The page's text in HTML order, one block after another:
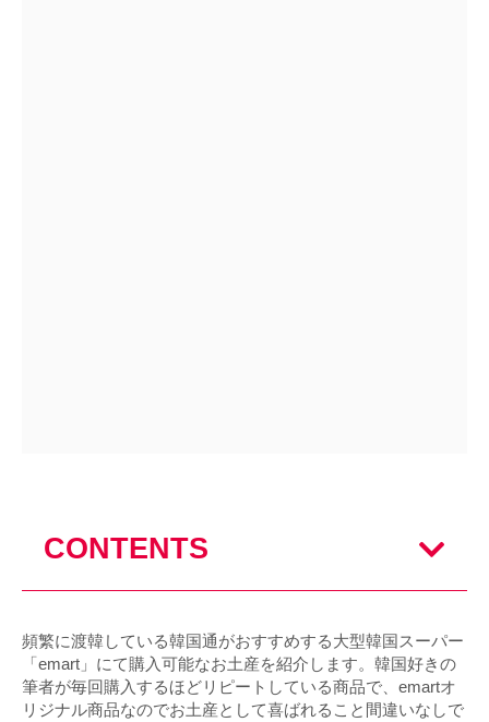
CONTENTS
頻繁に渡韓している韓国通がおすすめする大型韓国スーパー
「emart」にて購入可能なお土産を紹介します。韓国好きの
筆者が毎回購入するほどリピートしている商品で、emartオ
リジナル商品なのでお土産として喜ばれること間違いなしで